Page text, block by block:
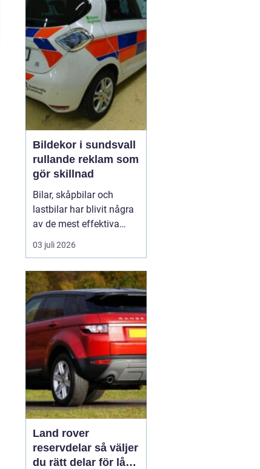
som redan visat vad den
går för i vardagen.
Sam...
Bildekor i sundsvall
rullande reklam som
gör skillnad
Bilar, skåpbilar och
lastbilar har blivit några
av de mest effektiva
reklampelarna vi har i
vardagen. En
att ett företag syns
överallt där fordonet rör
sig på E4:an, inne i
centrum, på
industriområdet eller
utanför kundens en...
03 juli 2026
Land rover
reservdelar så väljer
du rätt delar för lång